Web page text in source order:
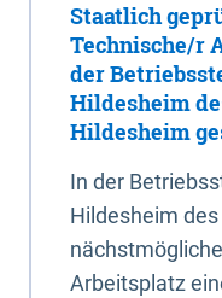
Staatlich
Technische/r
der
Hildesheim
Hildesheim
In der
Hildesheim
Arbeitsplatz